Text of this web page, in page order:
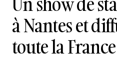
à Nantes et
toute la France